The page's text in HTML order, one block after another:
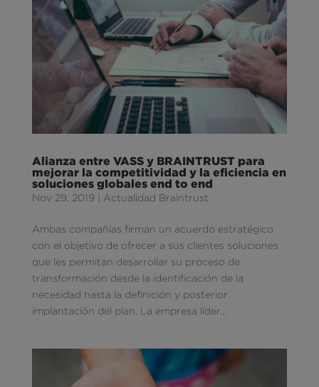
Alianza entre VASS y BRAINTRUST para
mejorar la competitividad y la eficiencia en
soluciones globales end to end
Nov 29, 2019 Actualidad Braintrust
Ambas compañías firman un acuerdo estratégico
con el objetivo de ofrecer a sus clientes soluciones
que les permitan desarrollar su proceso de
transformación desde la identificación de la
necesidad hasta la definición y posterior
implantación del plan. La empresa líder...